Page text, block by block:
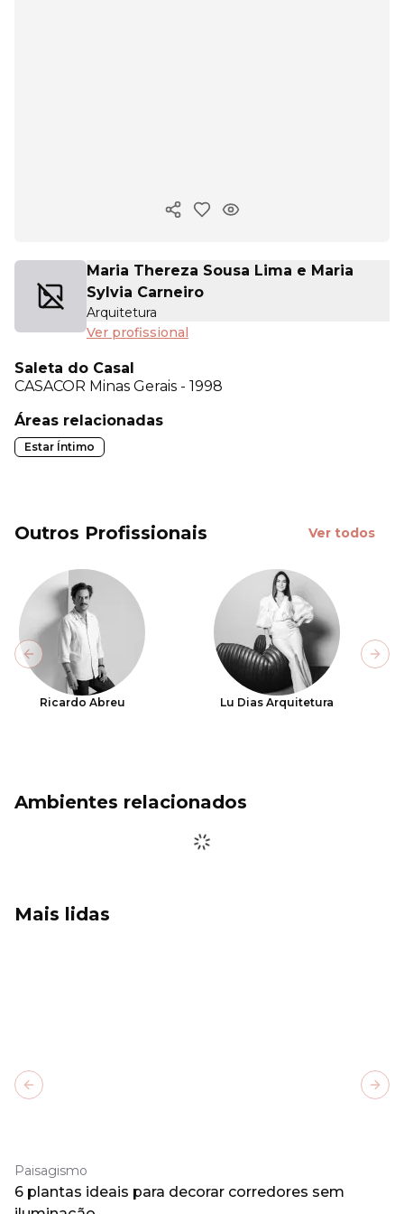
Copiar link
Maria Thereza Sousa Lima e Maria
Sylvia Carneiro
Arquitetura
Ver profissional
Saleta do Casal
CASACOR Minas Gerais - 1998
Áreas relacionadas
Estar Íntimo
Outros Profissionais Ver todos
Ricardo Abreu Lu Dias Arquitetura
Previous slide
Ambientes relacionados
Mais lidas
Paisagismo
6 plantas ideais para decorar corredores sem
Previous slide